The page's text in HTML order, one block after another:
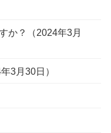
か？（2024年3月
3月30日）